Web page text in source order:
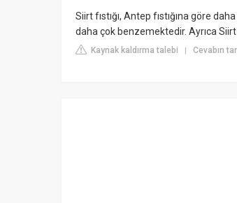
Siirt fıstığı, Antep fıstığına göre
daha çok benzemektedir. Ayrıca Siirt
Kaynak kaldırma talebi | Cevabın